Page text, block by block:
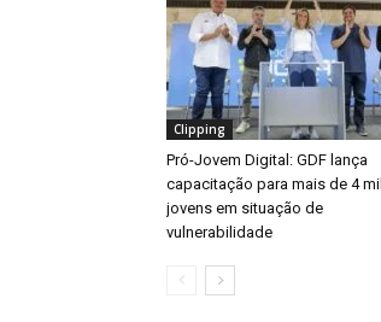
Clipping
Pró-Jovem Digital: GDF lança
capacitação para mais de 4 mil
jovens em situação de
vulnerabilidade